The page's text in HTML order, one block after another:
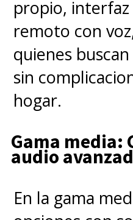
propio,
remoto con
quienes
sin
hogar.
Gama media:
audio
En la gama